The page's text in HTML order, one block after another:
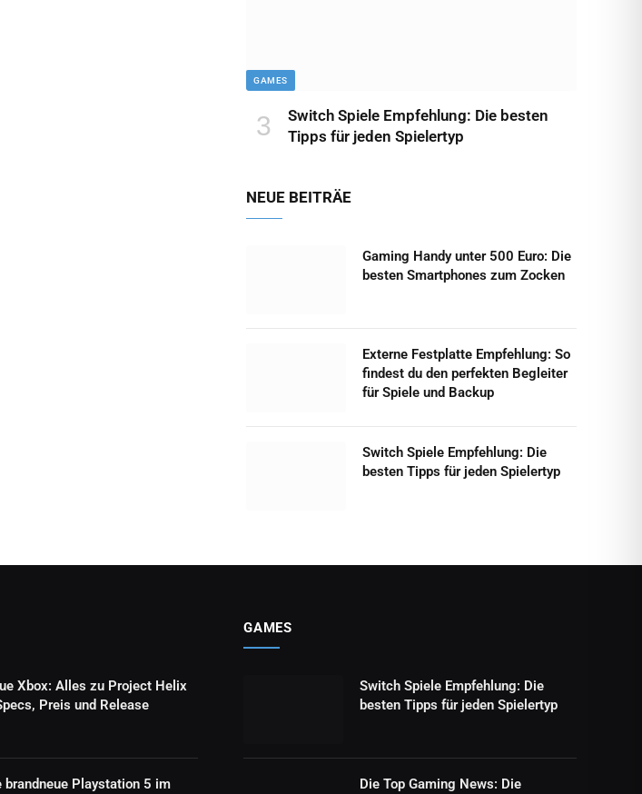
GAMES
Switch Spiele Empfehlung: Die besten
Tipps für jeden Spielertyp
NEUE BEITRÄE
Gaming Handy unter 500 Euro: Die
besten Smartphones zum Zocken
Externe Festplatte Empfehlung: So
findest du den perfekten Begleiter
für Spiele und Backup
Switch Spiele Empfehlung: Die
besten Tipps für jeden Spielertyp
Xbox: Alles zu Project Helix
Preis und Release
brandneue Playstation 5 im
GAMES
Switch Spiele Empfehlung: Die
besten Tipps für jeden Spielertyp
Die Top Gaming News: Die